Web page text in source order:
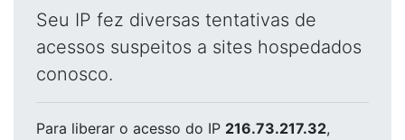
Seu IP fez diversas tentativas de
acessos suspeitos a sites hospedados
conosco.
Para liberar o acesso do IP 216.73.217.32,